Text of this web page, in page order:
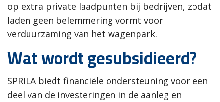
op extra private laadpunten bij bedrijven, zodat
laden geen belemmering vormt voor
verduurzaming van het wagenpark.
Wat wordt gesubsidieerd?
SPRILA biedt financiële ondersteuning voor een
deel van de investeringen in de aanleg en